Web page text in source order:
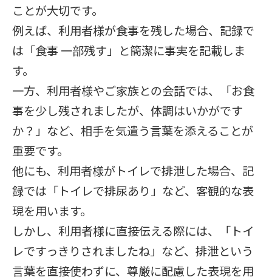
ことが大切です。
例えば、利用者様が食事を残した場合、記録で
は「食事 一部残す」と簡潔に事実を記載しま
す。
一方、利用者様やご家族との会話では、「お食
事を少し残されましたが、体調はいかがです
か？」など、相手を気遣う言葉を添えることが
重要です。
他にも、利用者様がトイレで排泄した場合、記
録では「トイレで排尿あり」など、客観的な表
現を用います。
しかし、利用者様に直接伝える際には、「トイ
レですっきりされましたね」など、排泄という
言葉を直接使わずに、尊厳に配慮した表現を用